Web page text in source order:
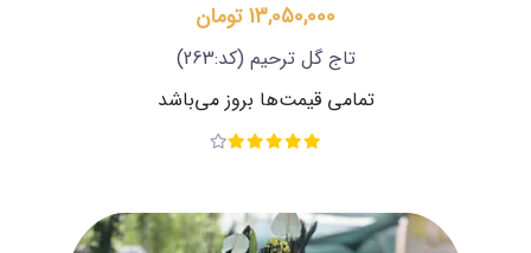
13,050,000 تومان
تاج گل ترحیم (کد:263)
تمامی قیمت‌ها بروز می‌باشد